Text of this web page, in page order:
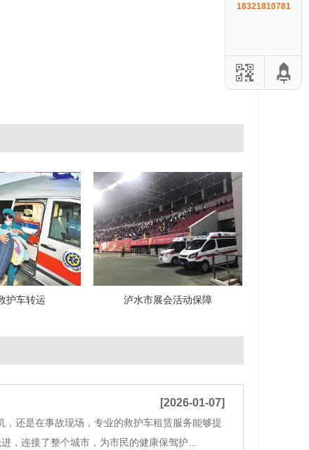
护车转运 泸水市展会活动保障
[2026-01-07]
还是在事故现场，专业的救护车租赁服务能够提
，连接了整个城市，为市民的健康保驾护
18321810781